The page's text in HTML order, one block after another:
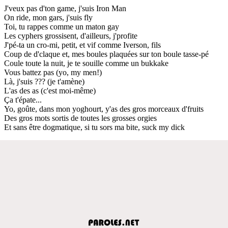
J'veux pas d'ton game, j'suis Iron Man
On ride, mon gars, j'suis fly
Toi, tu rappes comme un maton gay
Les cyphers grossisent, d'ailleurs, j'profite
J'pé-ta un cro-mi, petit, et vif comme Iverson, fils
Coup de d'claque et, mes boules plaquées sur ton boule tasse-pé
Coule toute la nuit, je te souille comme un bukkake
Vous battez pas (yo, my men!)
Là, j'suis ??? (je t'amène)
L'as des as (c'est moi-même)
Ça t'épate...
Yo, goûte, dans mon yoghourt, y'as des gros morceaux d'fruits
Des gros mots sortis de toutes les grosses orgies
Et sans être dogmatique, si tu sors ma bite, suck my dick